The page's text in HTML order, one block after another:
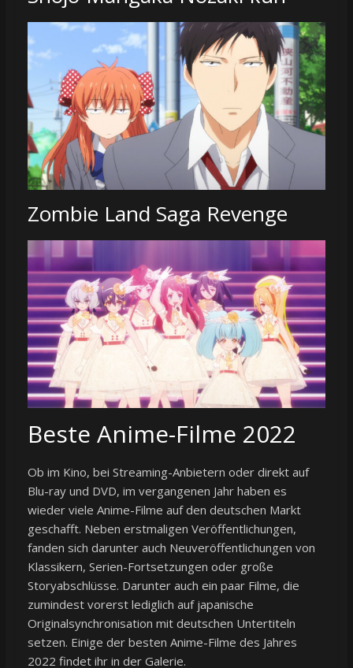
Zombie Land Saga Revenge
Beste Anime-Filme 2022
Ob im Kino, bei Streaming-Anbietern oder direkt auf
Blu-ray und DVD, im vergangenen Jahr haben es
wieder viele Anime-Filme auf den deutschen Markt
geschafft. Neben erstmaligen Veröffentlichungen,
fanden sich darunter auch Neuveröffentlichungen von
Klassikern, Serien-Fortsetzungen oder große
Storyabschlüsse. Darunter auch ein paar Filme, die
zumindest vorerst lediglich auf japanische
Originalsynchronisation mit deutschen Untertiteln
setzen. Einige der besten Anime-Filme des Jahres
2022 findet ihr in der Galerie.